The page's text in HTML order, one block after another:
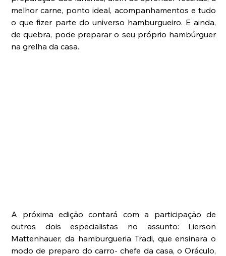
melhor carne, ponto ideal, acompanhamentos e tudo
o que fizer parte do universo hamburgueiro. E ainda,
de quebra, pode preparar o seu próprio hambúrguer
na grelha da casa.
A próxima edição contará com a participação de
outros dois especialistas no assunto: Lierson
Mattenhauer, da hamburgueria Tradi, que ensinara o
modo de preparo do carro- chefe da casa, o Oráculo,